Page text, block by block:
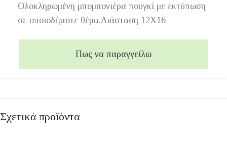
Ολοκληρωμένη μπομπονιέρα πουγκί με εκτύπωση
σε οποιοδήποτε θέμα.Διάσταση 12Χ16
Πως να παραγγείλω
Σχετικά προϊόντα